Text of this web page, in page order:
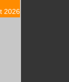
2026